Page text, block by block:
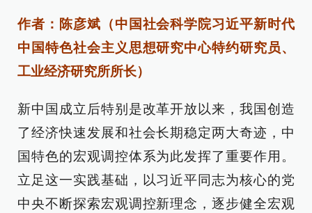
作者：陈彦斌（中国社会科学院习近平新时代
中国特色社会主义思想研究中心特约研究员、
工业经济研究所所长）
新中国成立后特别是改革开放以来，我国创造
了经济快速发展和社会长期稳定两大奇迹，中
国特色的宏观调控体系为此发挥了重要作用。
立足这一实践基础，以习近平同志为核心的党
中央不断探索宏观调控新理念，逐步健全宏观